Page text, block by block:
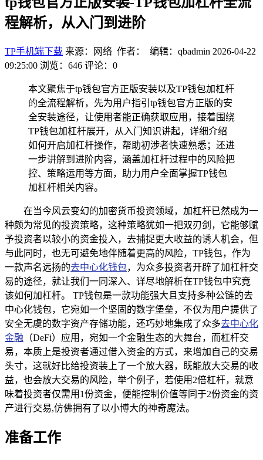
程解析，从入门到进阶
TP手机端下载 来源：网络 作者： 编辑：qbadmin 2026-04-22
09:25:00 浏览：646 评论：0
本文聚焦于tp钱包官方正版安装以及TP钱包加杠杆
的全流程解析，先为用户指引tp钱包官方正版的安
全安装途径，让使用者能正确获取应用，接着围绕
TP钱包加杠杆展开，从入门知识讲起，详细介绍
如何开启加杠杆操作，帮助初涉者快速熟悉；还进
一步讲解到进阶内容，涵盖加杠杆过程中的风险把
控、策略运用等方面，助力用户全面掌握TP钱包
加杠杆相关内容。
在当今风云变幻的加密货币投资领域，加杠杆已然成为一
种颇为常见的投资策略，这种策略犹如一把双刃剑，它能够赋
予投资者以较小的资金投入，去捕捉更大收益的诱人机会，但
与此同时，也无可避免地伴随着更高的风险，TP钱包，作为
一款声名远扬的去中心化钱包，为众多投资者开辟了加杠杆交
易的途径，就让我们一同深入、详尽地解析在TP钱包中究竟
该如何加杠杆。 TP钱包是一款功能强大且支持多种公链的去
中心化钱包，它宛如一个坚固的数字堡垒，不仅为用户提供了
安全无虞的数字资产存储功能，还巧妙地集成了众多去中心化
金融 （DeFi）应用，宛如一个金融生态的大舞台，而杠杆交
易，本质上是投资者通过借入资金的方式，来增加自己的交易
头寸，这就好比给投资装上了一个放大器，既能放大交易的收
益，也会放大交易的风险，举个例子，若使用2倍杠杆，就意
味着投资者仅需用1份资金，便能控制价值等同于2份资金的资
产进行交易,仿佛拥有了以小博大的神奇魔法。
准备工作